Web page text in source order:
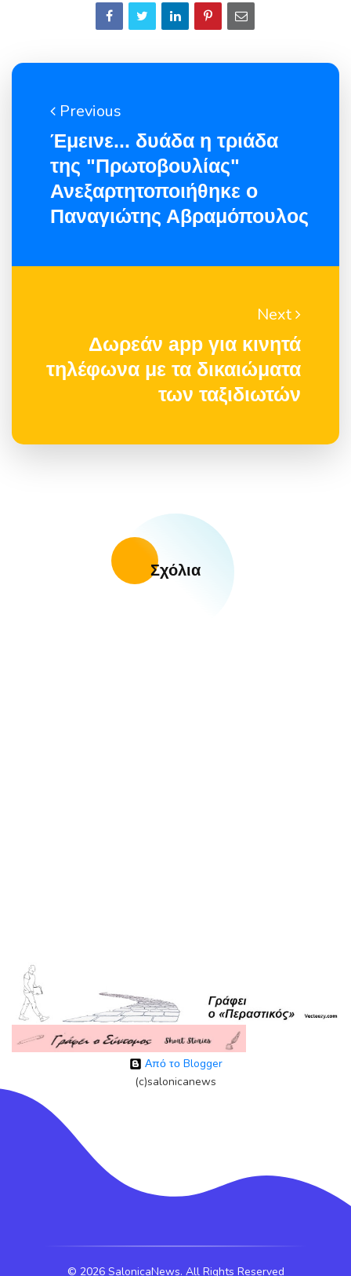
Previous
Έμεινε... δυάδα η τριάδα
της "Πρωτοβουλίας"
Ανεξαρτητοποιήθηκε ο
Παναγιώτης Αβραμόπουλος
Next
Δωρεάν app για κινητά
τηλέφωνα με τα δικαιώματα
των ταξιδιωτών
Σχόλια
Από το Blogger
(c)salonicanews
© 2026 SalonicaNews. All Rights Reserved